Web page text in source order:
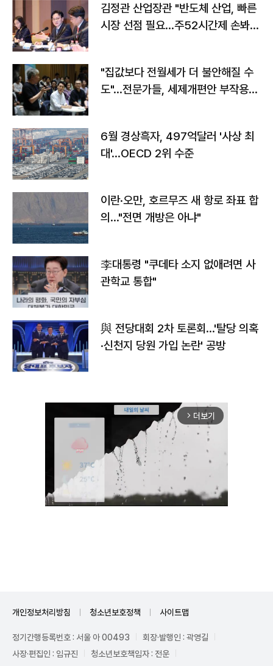
김정관 산업장관 "반도체 산업, 빠른
시장 선점 필요…주52시간제 손봐
"집값보다 전월세가 더 불안해질 수
도"…전문가들, 세제개편안 부작용
6월 경상흑자, 497억달러 '사상 최
대'…OECD 2위 수준
이란·오만, 호르무즈 새 항로 좌표 합
의…"전면 개방은 아냐"
李대통령 "쿠데타 소지 없애려면 사
관학교 통합"
與 전당대회 2차 토론회…'탈당 의혹
·신천지 당원 가입 논란' 공방
arrow_forward_ios 더보기
개인정보처리방침 청소년보호정책 사이트맵
정기간행등록번호 : 서울 아 00493
회장·발행인 : 곽영길
사장·편집인 : 임규진
청소년보호책임자 : 전운